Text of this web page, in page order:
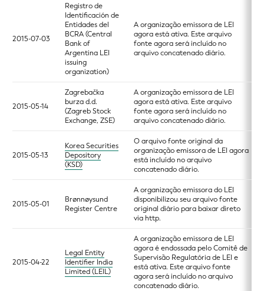
2015-07-03
Registro de
Identificación de
Entidades del
BCRA (Central
Bank of
Argentina LEI
issuing
organization)
A organização emissora de LEI
agora está ativa. Este arquivo
fonte agora será incluído no
arquivo concatenado diário.
2015-05-14
Zagrebačka
burza d.d.
(Zagreb Stock
Exchange, ZSE)
A organização emissora de LEI
agora está ativa. Este arquivo
fonte agora será incluído no
arquivo concatenado diário.
2015-05-13
Korea Securities
Depository
(KSD)
O arquivo fonte original da
organização emissora de LEI agora
está incluído no arquivo
concatenado diário.
2015-05-01
Brønnøysund
Register Centre
A organização emissora do LEI
disponibilizou seu arquivo fonte
original diário para baixar direto
via http.
2015-04-22
Legal Entity
Identifier India
Limited (LEIL)
A organização emissora de LEI
agora é endossada pelo Comitê de
Supervisão Regulatória de LEI e
está ativa. Este arquivo fonte
agora será incluído no arquivo
concatenado diário.